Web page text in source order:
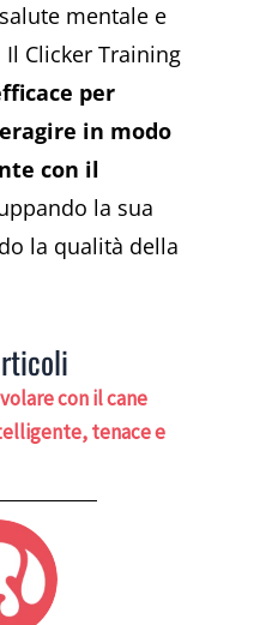
mentale e
Il Clicker Training
per
in modo
con il
la sua
la qualità della
con il cane
tenace e